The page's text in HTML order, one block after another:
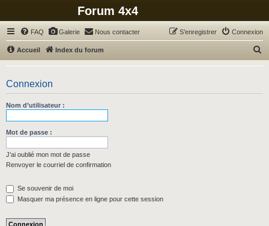
Forum 4x4
FAQ Galerie Nous contacter Connexion
S’enregistrer
Accueil Index du forum
h
Connexion
Nom d’utilisateur :
Mot de passe :
J’ai oublié mon mot de passe
Renvoyer le courriel de confirmation
Se souvenir de moi
Masquer ma présence en ligne pour cette session